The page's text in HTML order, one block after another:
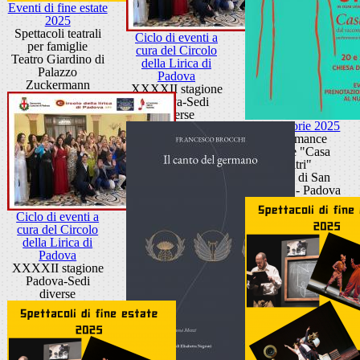
Eventi di fine estate
2025
Spettacoli teatrali
per famiglie
Teatro Giardino di
Palazzo
Zuckermann
Ciclo di eventi a
cura del Circolo
della Lirica di
Padova
XXXXII stagione
Padova-Sedi
diverse
Sacre Storie 2025
Performance
teatrale "Casa
d'altri"
Chiesa di San
Gaetano - Padova
Ciclo di eventi a
cura del Circolo
della Lirica di
Padova
XXXXII stagione
Padova-Sedi
diverse